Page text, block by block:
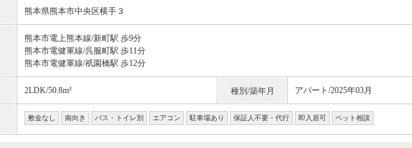
熊本県熊本市中央区横手３
熊本市電上熊本線/新町駅 歩9分
熊本市電健軍線/呉服町駅 歩11分
熊本市電健軍線/祇園橋駅 歩12分
2LDK/50.8m² 種別/築年月 アパート/2025年03月
敷金なし 南向き バス・トイレ別 エアコン 駐車場あり 保証人不要・代行 即入居可 ペット相談